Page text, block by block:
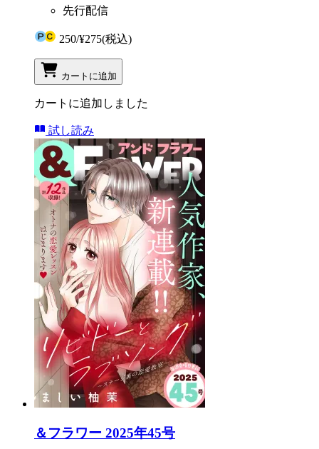
先行配信
250/¥275(税込)
カートに追加
カートに追加しました
試し読み
＆フラワー 2025年45号